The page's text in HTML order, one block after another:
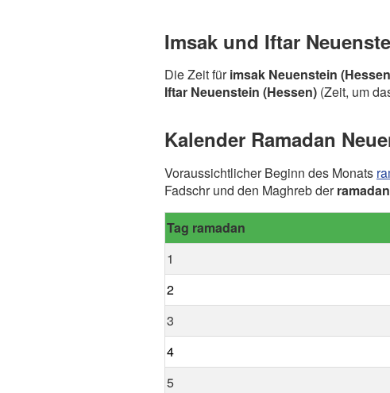
Imsak und Iftar
Die Zeit fürimsak Neuenstein
Iftar Neuenstein (Hessen) (Zeit, um
Kalender Ramadan
Voraussichtlicher Beginn des Monats
Fadschr und den Maghreb derramadan
Tag ramadan
1
2
3
4
5